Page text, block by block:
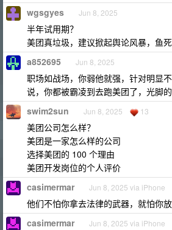
wgsgyes Jun 8, 2025
半年试用期？
美团真垃圾，建议掀起舆论风暴，鱼死
a852695 Jun 8, 2025
职场如战场，你弱他就强，针对明显
说，你都被霸凌到去跑美团了，光脚
swim2sun Jun 8, 2025 13
美团公司怎么样？
美团是一家怎么样的公司
选择美团的 100 个理由
美团开发岗位的个人评价
casimermar Jun 8, 2025 via iPhone
他们不怕你拿去法律的武器，就怕你放
casimermar Jun 8, 2025 via iPhone